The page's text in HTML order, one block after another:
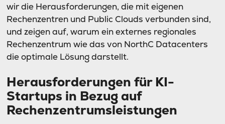
wir die Herausforderungen, die mit eigenen
Rechenzentren und Public Clouds verbunden sind,
und zeigen auf, warum ein externes regionales
Rechenzentrum wie das von NorthC Datacenters
die optimale Lösung darstellt.
Herausforderungen für KI-
Startups in Bezug auf
Rechenzentrumsleistungen